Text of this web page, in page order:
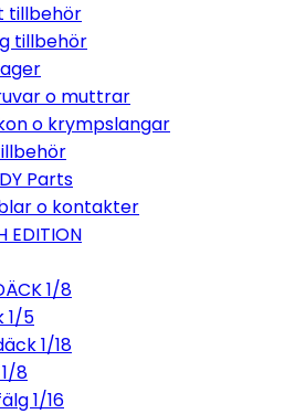
tillbehör
tillbehör
o muttrar
o krympslangar
Parts
o kontakter
EDITION
1/8
1/5
1/18
8
1/16